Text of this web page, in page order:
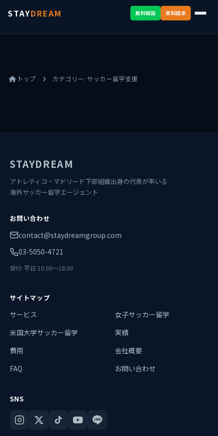
STAYDREAM 無料相談 資料請求
トップ カテゴリー: サッカー留学支援
STAYDREAM
アトレティコ・マドリード下部組織出身の代表が率いる
海外サッカー留学エージェント
お問い合わせ
contact@staydreamgroup.com
03-5050-4721
受付: 平日 10:00〜18:00
サイトマップ
サービス
女子サッカー留学
米国大学サッカー留学
実績
費用
会社概要
FAQ
お問い合わせ
SNS